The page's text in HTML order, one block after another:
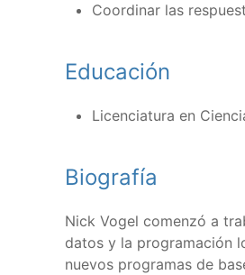
Coordinar las
Educación
Licenciatura en
Biografía
Nick Vogel comenzó a
datos y la programación
nuevos programas de